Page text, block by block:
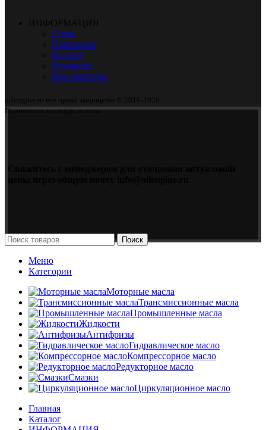
ИНФОРМАЦИЯ
О нас
Партнерам
Каталог
Контакты
Как оплатить
oilengine.ru все права защищены © 2016-2026
Принимаем все виды оплаты.
Поиск
Меню
Категории
Моторные масла
Трансмиссионные масла
Промышленные масла
Жидкости
Антифризы
Гидравлическое масло
Компрессорное масло
Редукторное масло
Смазки
Циркуляционное масло
Главная
Каталог